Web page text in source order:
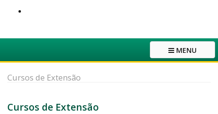
MENU
Cursos de Extensão
Cursos de Extensão